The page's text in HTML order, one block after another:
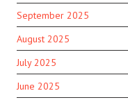
September 2025
August 2025
July 2025
June 2025